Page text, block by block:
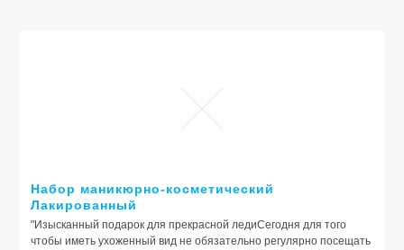
Набор маникюрно-косметический
Лакированный
"Изысканный подарок для прекрасной ледиСегодня для того
чтобы иметь ухоженный вид не обязательно регулярно посещать